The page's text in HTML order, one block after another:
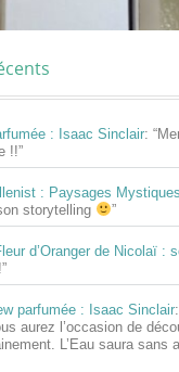
: Isaac Sinclair: “
!!”
: Paysages Mystiques
storytelling
”
d’Oranger de Nicolaï :
”
parfumée : Isaac Sinclair
aurez l’occasion de
L’Eau saura sans